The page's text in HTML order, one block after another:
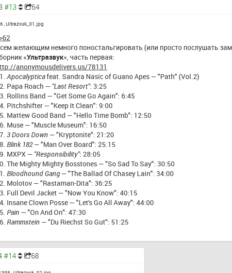
64
,Ultrazvuk_01.jpg
желающим немного поностальгировать (или просто послушать
«Ультразвук», часть первая:
anonymousdelivers.us/78131
Apocalyptica feat. Sandra Nasic of Guano Apes — "Path" (Vol.2)
Papa Roach — "Last Resort": 3:25
Rollins Band — "Get Some Go Again": 6:45
Pitchshifter — "Keep It Clean": 9:00
Mattew Good Band — "Hello Time Bomb": 12:50
Muse — "Muscle Museum": 16:50
3 Doors Down — "Kryptonite": 21:20
Blink 182 — "Man Over Board": 25:15
MXPX — "Responsibility": 28:05
The Mighty Mighty Bosstones — "So Sad To Say": 30:50
Bloodhound Gang — "The Ballad Of Chasey Lain": 34:00
Molotov — "Rastaman-Dita": 36:25
Full Devil Jacket — "Now You Know": 40:15
Insane Clown Posse — "Let's Go All Away": 44:00
Pain — "On And On": 47:30
Rammstein — "Du Riechst So Gut": 51:25
68